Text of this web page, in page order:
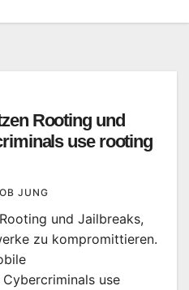
Rooting und
use rooting
JUNG
und Jailbreaks,
zu kompromittieren.
use